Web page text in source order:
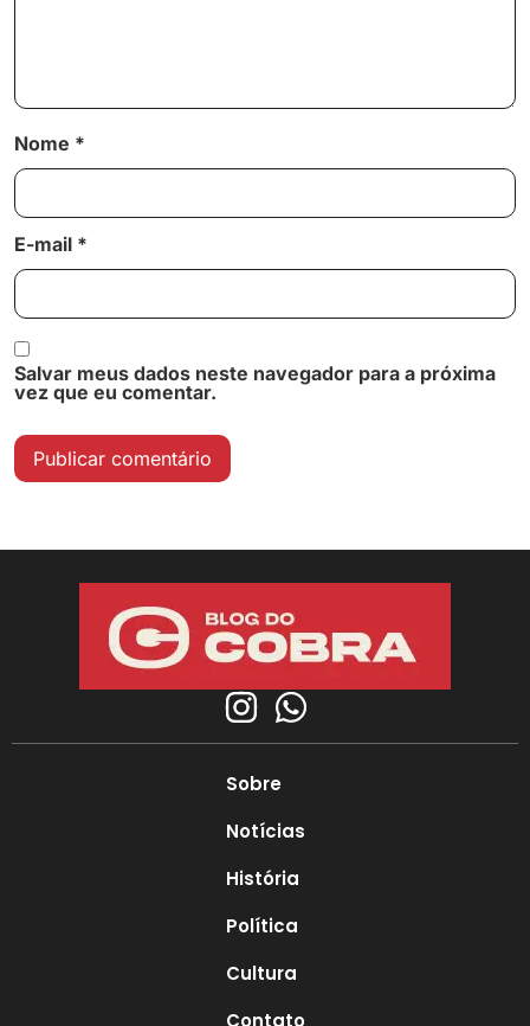
Nome *
E-mail *
Salvar meus dados neste navegador para a próxima
vez que eu comentar.
Sobre
Notícias
História
Política
Cultura
Contato